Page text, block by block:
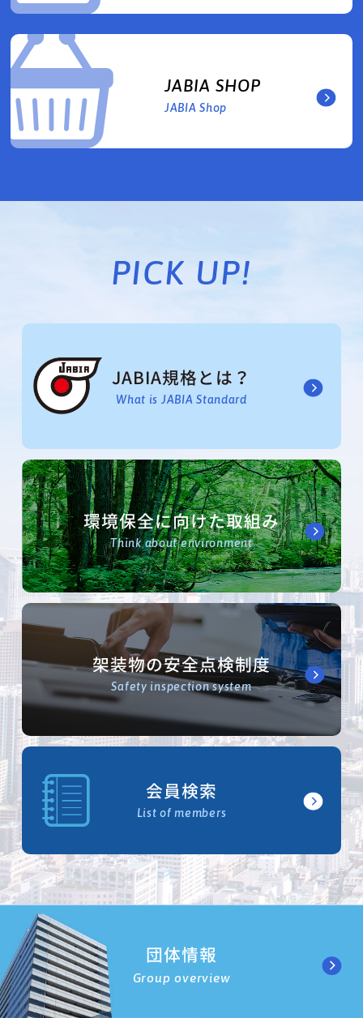
JABIA SHOP
JABIA Shop
PICK UP!
JABIA規格とは？
What is JABIA Standard
環境保全に向けた取組み
Think about environment
架装物の安全点検制度
Safety inspection system
会員検索
List of members
団体情報
Group overview